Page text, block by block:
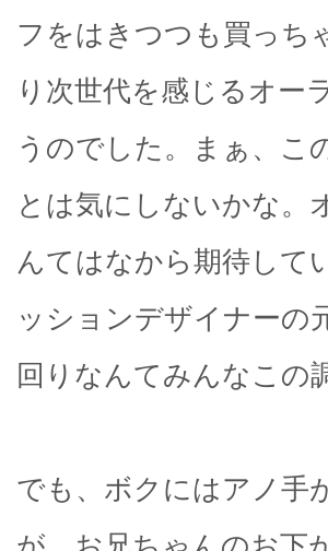
フをはきつつも買っち
り次世代を感じるオー
うのでした。まぁ、こ
とは気にしないかな。
んてはなから期待して
ッションデザイナーの
回りなんてみんなこの
でも、ボクにはアノ手